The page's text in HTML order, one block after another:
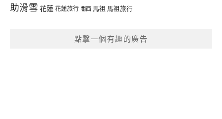
助滑雪 花蓮花蓮旅行 關西 馬祖 馬祖旅行
點擊一個有趣的廣告